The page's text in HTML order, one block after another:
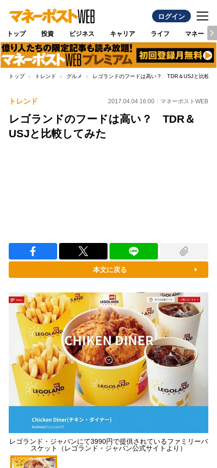
ログイン
トップ 投資 ビジネス キャリア ライフ マネー
トップ トレンド グルメ レゴランドのフードは高い？ TDR＆USJと比較し
トレンド 2017.04.04 16:00 マネーポストWEB
レゴランドのフードは高い？ TDR＆
USJと比較してみた
本文に戻る
レゴランド・ジャパンにて3990円で提供されているファミリーバ
スケット（レゴランド・ジャパン公式サイトより）